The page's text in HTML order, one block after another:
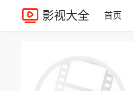
影视大全 首页